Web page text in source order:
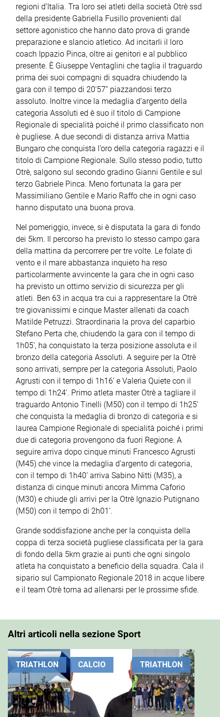
regioni d’Italia. Tra loro sei atleti della società Otrè ssd
della presidente Gabriella Fusillo provenienti dal
settore agonistico che hanno dato prova di grande
preparazione e slancio atletico. Ad incitarli il loro
coach Ippazio Pinca, oltre ai genitori e al pubblico
presente. È Giuseppe Ventaglini che taglia il traguardo
prima dei suoi compagni di squadra chiudendo la
gara con il tempo di 20’57” piazzandosi terzo
assoluto. Inoltre vince la medaglia d’argento della
categoria Assoluti ed è suo il titolo di Campione
Regionale di specialità poiché il primo classificato non
è pugliese. A due secondi di distanza arriva Mattia
Bungaro che conquista l’oro della categoria ragazzi e il
titolo di Campione Regionale. Sullo stesso podio, tutto
Otrè, salgono sul secondo gradino Gianni Gentile e sul
terzo Gabriele Pinca. Meno fortunata la gara per
Massimiliano Gentile e Mario Raffo che in ogni caso
hanno disputato una buona prova.
Nel pomeriggio, invece, si è disputata la gara di fondo
dei 5km. Il percorso ha previsto lo stesso campo gara
della mattina da percorrere per tre volte. Le folate di
vento e il mare abbastanza inquieto ha reso
particolarmente avvincente la gara che in ogni caso
ha previsto un ottimo servizio di sicurezza per gli
atleti. Ben 63 in acqua tra cui a rappresentare la Otrè
tre giovanissimi e cinque Master allenati da coach
Matilde Petruzzi. Straordinaria la prova del caparbio
Stefano Perta che, chiudendo la gara con il tempo di
1h05’, ha conquistato la terza posizione assoluta e il
bronzo della categoria Assoluti. A seguire per la Otrè
sono arrivati, sempre per la categoria Assoluti, Paolo
Agrusti con il tempo di 1h16’ e Valeria Quiete con il
tempo di 1h24’. Primo atleta master Otrè a tagliare il
traguardo Antonio Tinelli (M50) con il tempo di 1h25’
che conquista la medaglia di bronzo di categoria e si
laurea Campione Regionale di specialità poiché i primi
due di categoria provengono da fuori Regione. A
seguire arriva dopo cinque minuti Francesco Agrusti
(M45) che vince la medaglia d’argento di categoria,
con il tempo di 1h40’ arriva Sabino Nitti (M35), a
distanza di cinque minuti ancora Mimma Caforio
(M30) e chiude gli arrivi per la Otrè Ignazio Putignano
(M50) con il tempo di 2h01’.
Grande soddisfazione anche per la conquista della
coppa di terza società pugliese classificata per la gara
di fondo della 5km grazie ai punti che ogni singolo
atleta ha conquistato a beneficio della squadra. Cala il
sipario sul Campionato Regionale 2018 in acque libere
e il team Otrè torna ad allenarsi per le prossime sfide.
Altri articoli nella sezione Sport
TRIATHLON CALCIO TRIATHLON